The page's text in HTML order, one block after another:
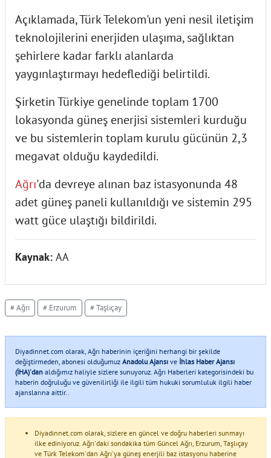
Açıklamada, Türk Telekom'un yeni nesil iletişim
teknolojilerini enerjiden ulaşıma, sağlıktan
şehirlere kadar farklı alanlarda
yaygınlaştırmayı hedeflediği belirtildi.
Şirketin Türkiye genelinde toplam 1700
lokasyonda güneş enerjisi sistemleri kurduğu
ve bu sistemlerin toplam kurulu gücünün 2,3
megavat olduğu kaydedildi.
Ağrı'da devreye alınan baz istasyonunda 48
adet güneş paneli kullanıldığı ve sistemin 295
watt güce ulaştığı bildirildi.
Kaynak: AA
# Ağrı # Erzurum # Taşlıçay
Diyadinnet.com olarak, Ağrı haberinin içeriğini herhangi bir şekilde
değiştirmeden, abonesi olduğumuz Anadolu Ajansı ve İhlas Haber Ajansı
(İHA)'dan aldığımız haliyle sizlere sunuyoruz. Ağrı Haberleri kategorisindeki bu
haberin doğruluğu ve güvenilirliği ile ilgili tüm hukuki sorumluluk ilgili haber
ajanslarına aittir..
Diyadinnet.com olarak, sizlere en güncel ve doğru haberleri sunmayı
ilke ediniyoruz. Ağrı'daki sondakika tüm Güncel Ağrı, Erzurum, Taşlıçay
ve Türk Telekom'dan Ağrı'ya güneş enerjili baz istasyonu haberine